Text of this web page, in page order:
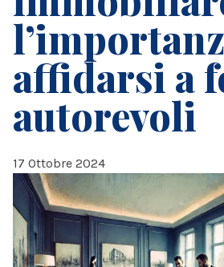
affidarsi a
autorevoli
17 Ottobre 2024